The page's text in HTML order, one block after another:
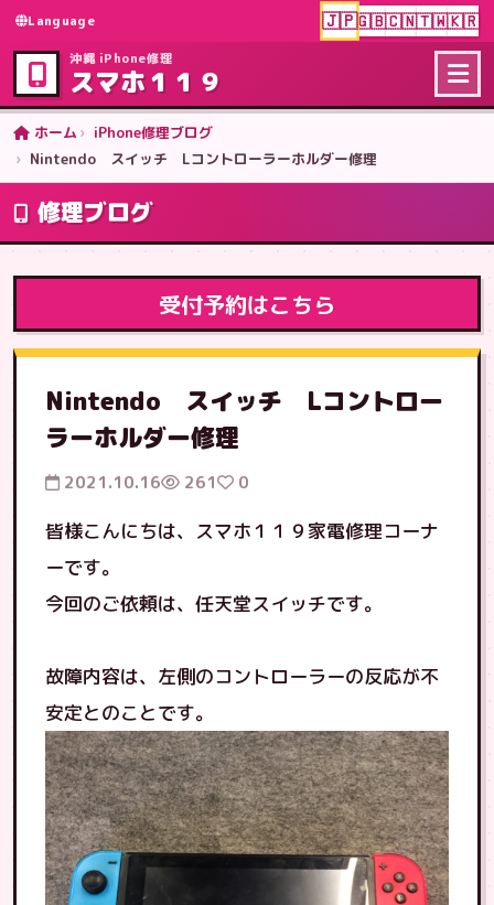
Language 🇯🇵🇬🇧🇨🇳🇹🇼🇰🇷
沖縄 iPhone修理
スマホ１１９
ホーム
iPhone修理ブログ
Nintendo スイッチ Lコントローラーホルダー修理
修理ブログ
受付予約はこちら
Nintendo スイッチ Lコントロー
ラーホルダー修理
2021.10.16 261 0
皆様こんにちは、スマホ１１９家電修理コーナ
ーです。
今回のご依頼は、任天堂スイッチです。
故障内容は、左側のコントローラーの反応が不
安定とのことです。